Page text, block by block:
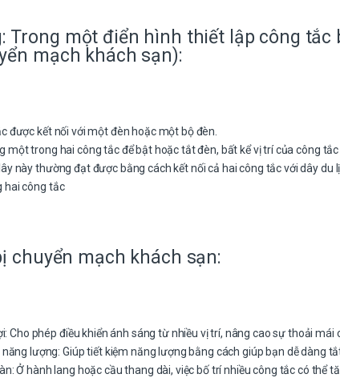
Trong một điển hình thiết lập công tắc
mạch khách sạn):
được kết nối với một đèn hoặc một bộ đèn.
một trong hai công tắc để bật hoặc tắt đèn, bất kể vị trí của công tắc
này thường đạt được bằng cách kết nối cả hai công tắc với dây du
hai công tắc
chuyển mạch khách sạn:
Cho phép điều khiển ánh sáng từ nhiều vị trí, nâng cao sự thoải mái
năng lượng: Giúp tiết kiệm năng lượng bằng cách giúp bạn dễ dàng
Ở hành lang hoặc cầu thang dài, việc bố trí nhiều công tắc có thể